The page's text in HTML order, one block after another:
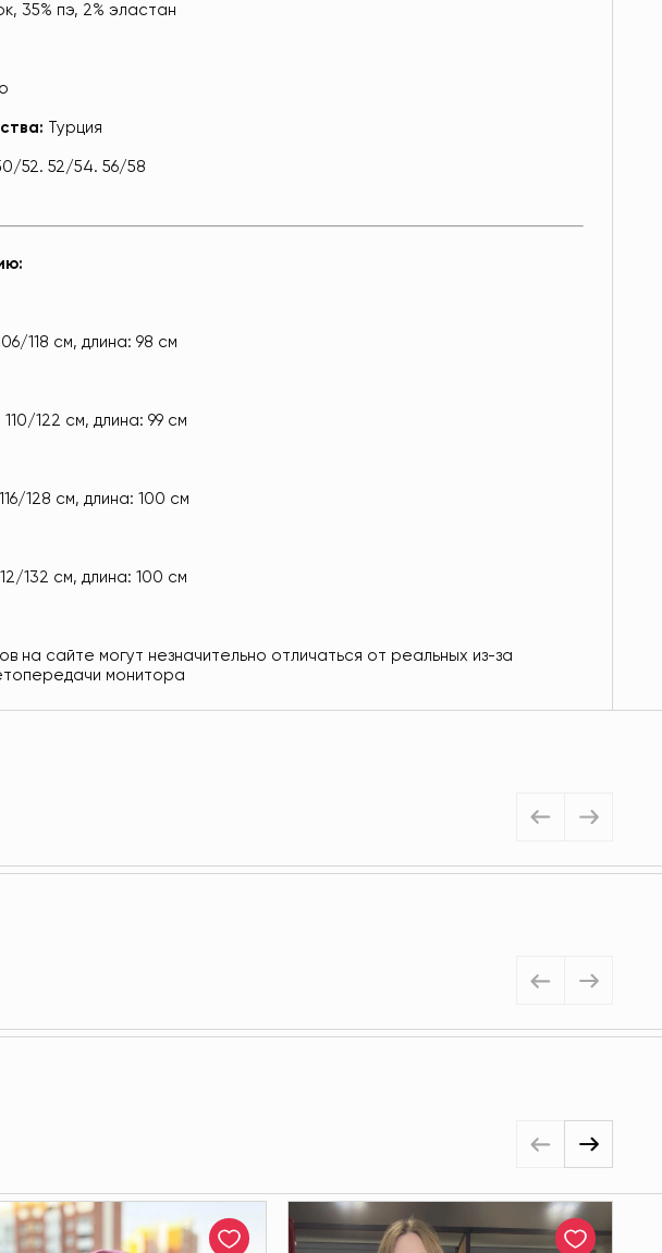
35% пэ, 2% эластан
Турция
52. 52/54. 56/58
118 см, длина: 98 см
122 см, длина: 99 см
128 см, длина: 100 см
132 см, длина: 100 см
на сайте могут незначительно отличаться от реальных из-за
монитора